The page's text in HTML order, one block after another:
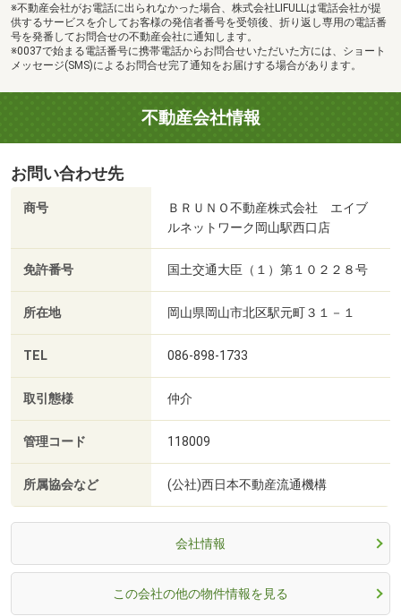
※不動産会社がお電話に出られなかった場合、株式会社LIFULLは電話会社が提
供するサービスを介してお客様の発信者番号を受領後、折り返し専用の電話番
号を発番してお問合せの不動産会社に通知します。
※0037で始まる電話番号に携帯電話からお問合せいただいた方には、ショート
メッセージ(SMS)によるお問合せ完了通知をお届けする場合があります。
不動産会社情報
お問い合わせ先
商号
ＢＲＵＮＯ不動産株式会社 エイブ
ルネットワーク岡山駅西口店
免許番号 国土交通大臣（１）第１０２２８号
所在地 岡山県岡山市北区駅元町３１－１
TEL 086-898-1733
取引態様 仲介
管理コード 118009
所属協会など (公社)西日本不動産流通機構
会社情報
この会社の他の物件情報を見る